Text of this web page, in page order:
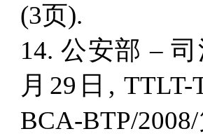
(3页).
14. 公安部 –
月29日, TTLT-
BCA-BTP/